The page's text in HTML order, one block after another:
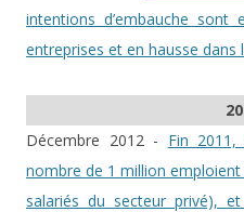
intentions d’embauche
entreprises et en hausse dans
Décembre 2012 - Fin
nombre de 1 million
salariés du secteur privé),